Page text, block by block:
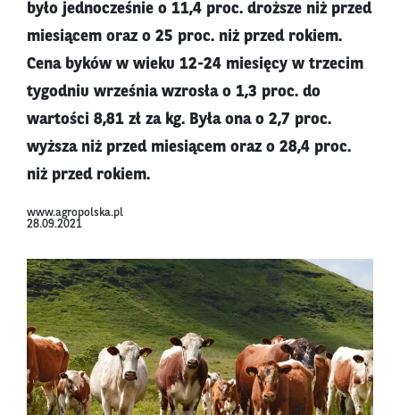
było jednocześnie o 11,4 proc. droższe niż przed
miesiącem oraz o 25 proc. niż przed rokiem.
Cena byków w wieku 12-24 miesięcy w trzecim
tygodniu września wzrosła o 1,3 proc. do
wartości 8,81 zł za kg. Była ona o 2,7 proc.
wyższa niż przed miesiącem oraz o 28,4 proc.
niż przed rokiem.
www.agropolska.pl
28.09.2021